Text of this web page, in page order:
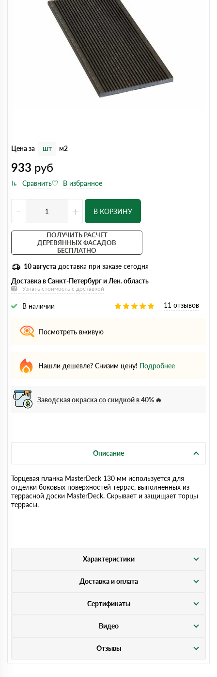
Цена за шт м2
933 руб
- + В КОРЗИНУ
ПОЛУЧИТЬ РАСЧЕТ
ДЕРЕВЯННЫХ ФАСАДОВ
БЕСПЛАТНО
10 августа доставка при заказе сегодня
Доставка в Санкт-Петербург и Лен. область
Узнать стоимость с доставкой
В наличии 11 отзывов
Посмотреть вживую
Нашли дешевле? Снизим цену! Подробнее
Заводская окраска со скидкой в 40%
Описание
Торцевая планка MasterDeck 130 мм используется для
отделки боковых поверхностей террас, выполненных из
террасной доски MasterDeck. Скрывает и защищает торцы
террасы.
Характеристики
Доставка и оплата
Сертификаты
Видео
Отзывы